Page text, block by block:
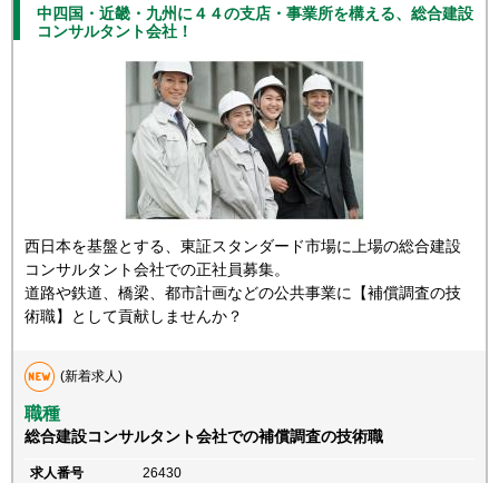
中四国・近畿・九州に４４の支店・事業所を構える、総合建設
コンサルタント会社！
西日本を基盤とする、東証スタンダード市場に上場の総合建設
コンサルタント会社での正社員募集。
道路や鉄道、橋梁、都市計画などの公共事業に【補償調査の技
術職】として貢献しませんか？
(新着求人)
職種
総合建設コンサルタント会社での補償調査の技術職
求人番号 26430